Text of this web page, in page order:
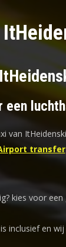
een
van
transfer
kies voor een
inclusief en